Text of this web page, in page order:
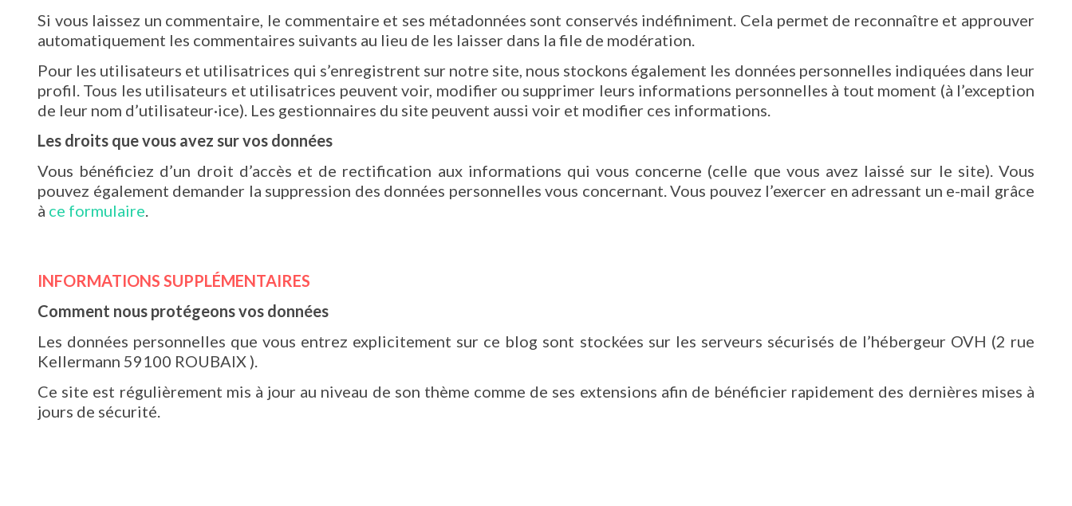
Si vous laissez un commentaire, le commentaire et ses métadonnées sont conservés indéfiniment. Cela permet de reconnaître et approuver
automatiquement les commentaires suivants au lieu de les laisser dans la file de modération.
Pour les utilisateurs et utilisatrices qui s’enregistrent sur notre site, nous stockons également les données personnelles indiquées dans leur
profil. Tous les utilisateurs et utilisatrices peuvent voir, modifier ou supprimer leurs informations personnelles à tout moment (à l’exception
de leur nom d’utilisateur·ice). Les gestionnaires du site peuvent aussi voir et modifier ces informations.
Les droits que vous avez sur vos données
Vous bénéficiez d’un droit d’accès et de rectification aux informations qui vous concerne (celle que vous avez laissé sur le site). Vous
pouvez également demander la suppression des données personnelles vous concernant. Vous pouvez l’exercer en adressant un e-mail grâce
à ce formulaire.
INFORMATIONS SUPPLÉMENTAIRES
Comment nous protégeons vos données
Les données personnelles que vous entrez explicitement sur ce blog sont stockées sur les serveurs sécurisés de l’hébergeur OVH (2 rue
Kellermann 59100 ROUBAIX ).
Ce site est régulièrement mis à jour au niveau de son thème comme de ses extensions afin de bénéficier rapidement des dernières mises à
jours de sécurité.